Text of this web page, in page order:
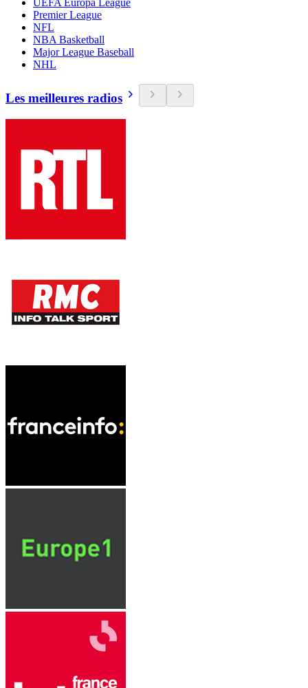
UEFA Europa League
Premier League
NFL
NBA Basketball
Major League Baseball
NHL
Les meilleures radios